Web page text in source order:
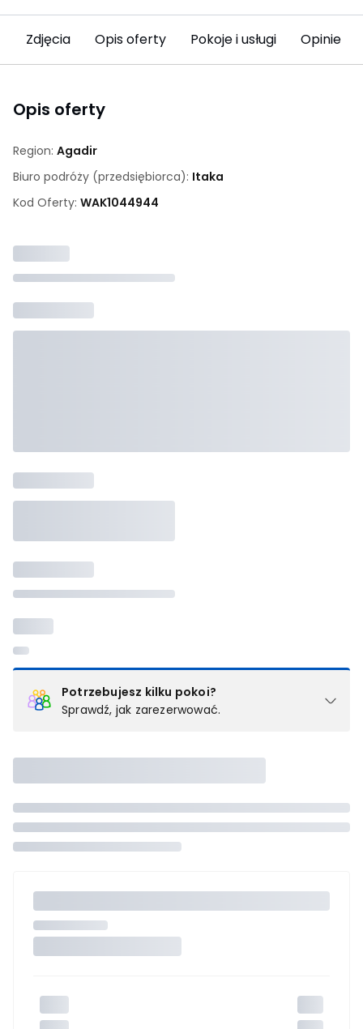
Zdjęcia Opis oferty Pokoje i usługi Opinie
Opis oferty
Region: Agadir
Biuro podróży (przedsiębiorca): Itaka
Kod Oferty: WAK1044944
Potrzebujesz kilku pokoi?
Sprawdź, jak zarezerwować.
pokoju (lub apartamencie, willi itd.). Wybierz jedną z ofert z listy
i zarezerwuj ją. Zrób oddzielne rezerwacje dla każdego
kolejnego pokoju lubskontaktuj się z nami,by złożyć
zamówienie u naszego doradcy.
Maksymalna liczba uczestników
maksymalny limit dla 1 pokoju.